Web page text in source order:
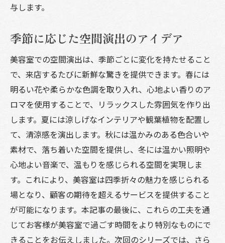
与します。
季節に応じた空間演出のアイデア
美容室での空間演出は、季節ごとに変化を持たせること
で、来店するたびに新鮮な驚きを提供できます。春には
明るい花や柔らかな色調を取り入れ、心地よい香りのア
ロマを使用することで、リラックスした雰囲気を作り出
します。夏には涼しげなインテリアや観葉植物を配置し
て、清涼感を演出します。秋には温かみのある色合いや
素材で、落ち着いた空間を提供し、冬には温かい照明や
心地よい音楽で、温もりを感じられる空間を実現しま
す。これにより、美容室は四季折々の魅力を感じられる
場となり、顧客の期待を超えるサービスを提供すること
が可能になります。本記事の最後に、これらの工夫を通
じてお客様が美容室で過ごす時間をより特別なものにで
きることをお伝えしました。次回のシリーズでは、さら